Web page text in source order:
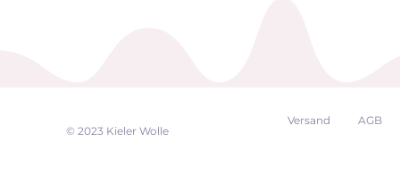
© 2023 Kieler Wolle
Versand AGB